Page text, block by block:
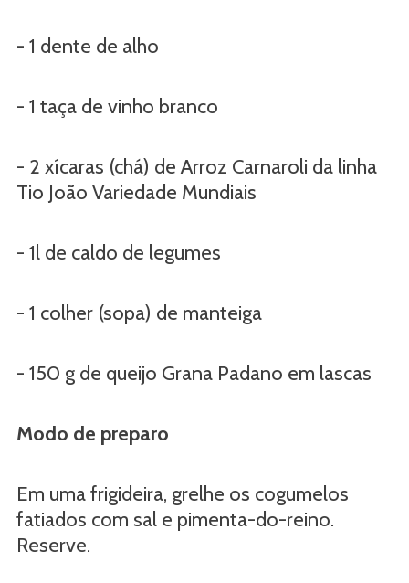
- 1 dente de alho
- 1 taça de vinho branco
- 2 xícaras (chá) de Arroz Carnaroli da linha
Tio João Variedade Mundiais
- 1l de caldo de legumes
- 1 colher (sopa) de manteiga
- 150 g de queijo Grana Padano em lascas
Modo de preparo
Em uma frigideira, grelhe os cogumelos
fatiados com sal e pimenta-do-reino.
Reserve.